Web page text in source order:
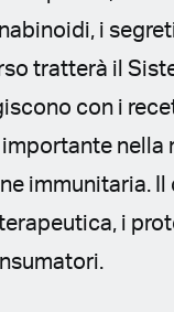
i
tratterà il
con i
immunitaria.
i